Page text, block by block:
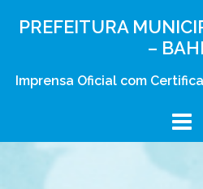
PREFEITURA
–
Imprensa Oficial com